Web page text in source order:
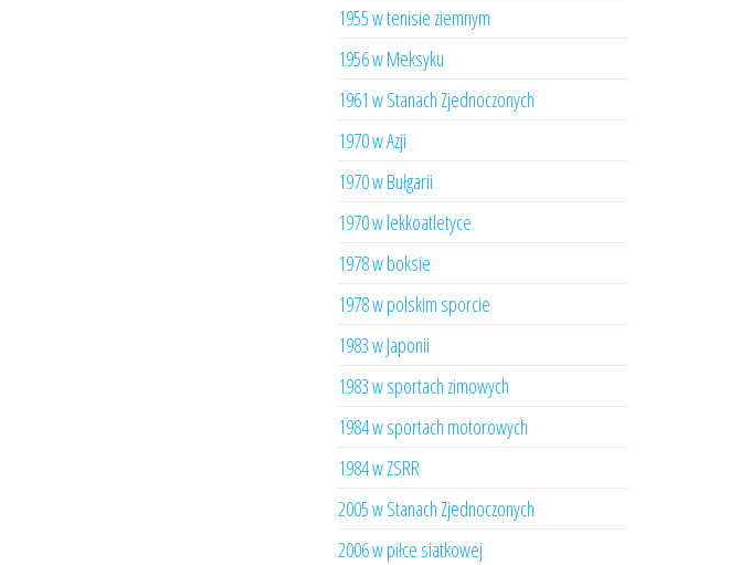
1955 w tenisie ziemnym
1956 w Meksyku
1961 w Stanach Zjednoczonych
1970 w Azji
1970 w Bułgarii
1970 w lekkoatletyce
1978 w boksie
1978 w polskim sporcie
1983 w Japonii
1983 w sportach zimowych
1984 w sportach motorowych
1984 w ZSRR
2005 w Stanach Zjednoczonych
2006 w piłce siatkowej